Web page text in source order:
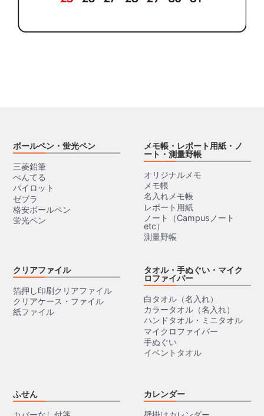
ボールペン・蛍光ペン
三菱鉛筆
ぺんてる
パイロット
ゼブラ
格安ボールペン
蛍光ペン
クリアファイル
箔押し印刷クリアファイル
クリアケース・ファイル
紙ファイル
ふせん
メモ帳・レポート用紙・ノ
ート・測量野帳
オリジナルメモ
メモ帳
名入れメモ帳
レポート用紙
ノート（Campusノート
etc）
測量野帳
タオル・手ぬぐい・マイク
ロファイバー
白タオル（名入れ）
カラータオル（名入れ）
ハンドタオル・ミニタオル
マイクロファイバー
手ぬぐい
イベントタオル
カレンダー